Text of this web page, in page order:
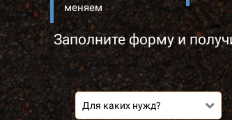
меняем
Для каких нужд?
Заполните форму и